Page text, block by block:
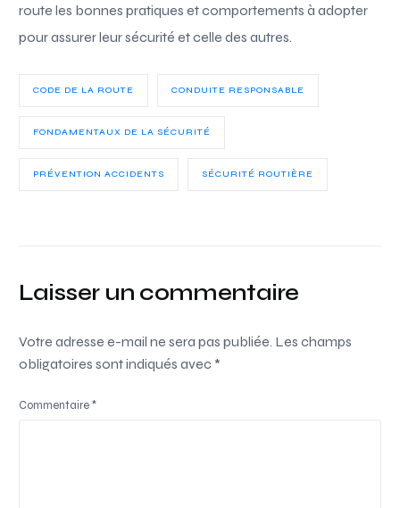
route les bonnes pratiques et comportements à adopter
pour assurer leur sécurité et celle des autres.
CODE DE LA ROUTE CONDUITE RESPONSABLE
FONDAMENTAUX DE LA SÉCURITÉ
PRÉVENTION ACCIDENTS SÉCURITÉ ROUTIÈRE
Laisser un commentaire
Votre adresse e-mail ne sera pas publiée. Les champs
obligatoires sont indiqués avec *
Commentaire*